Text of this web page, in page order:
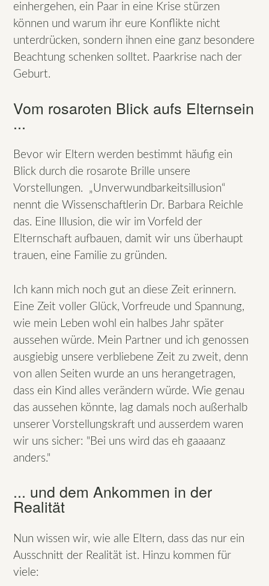
einhergehen, ein Paar in eine Krise stürzen
können und warum ihr eure Konflikte nicht
unterdrücken, sondern ihnen eine ganz besondere
Beachtung schenken solltet. Paarkrise nach der
Geburt.
Vom rosaroten Blick aufs Elternsein
...
Bevor wir Eltern werden bestimmt häufig ein
Blick durch die rosarote Brille unsere
Vorstellungen. „Unverwundbarkeitsillusion“
nennt die Wissenschaftlerin Dr. Barbara Reichle
das. Eine Illusion, die wir im Vorfeld der
Elternschaft aufbauen, damit wir uns überhaupt
trauen, eine Familie zu gründen.
Ich kann mich noch gut an diese Zeit erinnern.
Eine Zeit voller Glück, Vorfreude und Spannung,
wie mein Leben wohl ein halbes Jahr später
aussehen würde. Mein Partner und ich genossen
ausgiebig unsere verbliebene Zeit zu zweit, denn
von allen Seiten wurde an uns herangetragen,
dass ein Kind alles verändern würde. Wie genau
das aussehen könnte, lag damals noch außerhalb
unserer Vorstellungskraft und ausserdem waren
wir uns sicher: "Bei uns wird das eh gaaaanz
anders."
... und dem Ankommen in der
Realität
Nun wissen wir, wie alle Eltern, dass das nur ein
Ausschnitt der Realität ist. Hinzu kommen für
viele: